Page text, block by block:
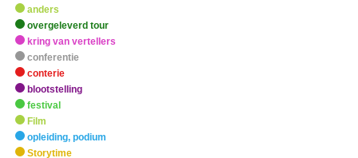
anders
overgeleverd tour
kring van vertellers
conferentie
conterie
blootstelling
festival
Film
opleiding, podium
Storytime